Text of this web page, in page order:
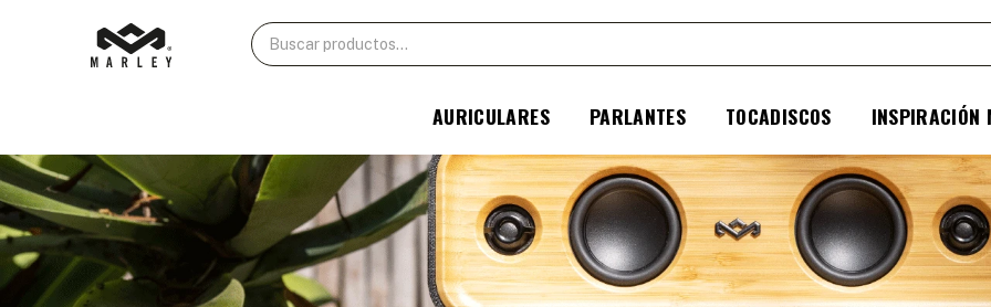
AURICULARES PARLANTES TOCADISCOS INSPIRACIÓN